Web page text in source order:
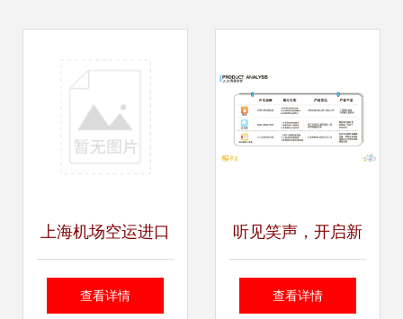
上海机场空运进口
二手模具清关代理
查看详情
听见笑声，开启新
声 协助听障儿童成
查看详情